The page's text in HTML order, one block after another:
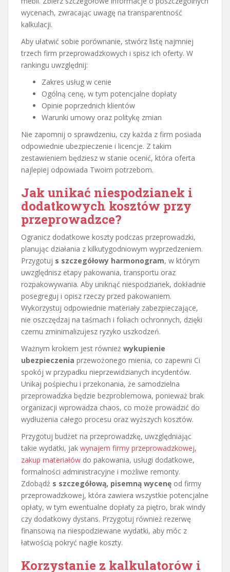
wycenach, zwracając uwagę na transparentność
kalkulacji.
Aby ułatwić sobie porównanie, stwórz listę najmniej
trzech firm przeprowadzkowych i spisz ich oferty. W
rankingu uwzględnij:
Zakres usług w cenie
Ogólną cenę, w tym potencjalne dopłaty
Opinie poprzednich klientów
Warunki umowy oraz politykę zmian
Nie zapomnij o sprawdzeniu, czy każda z firm posiada
odpowiednie ubezpieczenie i licencje. Z takim
zestawieniem będziesz w stanie ocenić, która oferta
najlepiej odpowiada Twoim potrzebom.
Jak unikać niespodzianek i
dodatkowych kosztów przy
przeprowadzce?
Ogranicz dodatkowe koszty podczas przeprowadzki,
planując działania z kilkutygodniowym wyprzedzeniem.
Przygotuj s szczegółowy harmonogram, w którym
uwzględnisz etapy pakowania, transportu oraz
rozpakowywania. Aby uniknąć niespodzianek, dokładnie
posegreguj i opisz rzeczy przed pakowaniem.
Wykorzystuj odpowiednie materiały zabezpieczające,
nie oszczędzaj na taśmach i foliach ochronnych, dzięki
czemu zminimalizujesz ryzyko uszkodzeń.
Ważnym krokiem jest również wykupienie
ubezpieczenia przewożonego mienia, co zapewni Ci
spokój w przypadku nieprzewidzianych incydentów.
Unikaj pośpiechu i przekonania, że samodzielna
przeprowadzka będzie bezproblemowa, ponieważ brak
organizacji wprowadza chaos, co może prowadzić do
wydłużenia całego procesu oraz wyższych kosztów.
Przygotuj budżet na przeprowadzkę, uwzględniając
takie wydatki, jak wynajem firmy przeprowadzkowej,
zakup materiałów do pakowania, usługi dodatkowe,
formalności administracyjne i możliwe remonty.
Zdobądź s szczegółową, pisemną wycenę od firmy
przeprowadzkowej, która zawiera wszystkie potencjalne
opłaty, w tym ewentualne dopłaty za piętro, brak windy
czy dodatkowy dystans. Przygotuj również rezerwę
finansową na niespodziewane wydatki, aby móc z
łatwością pokryć nagłe koszty.
Korzystanie z kalkulatorów i